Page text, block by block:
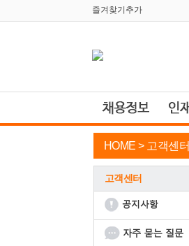
즐겨찾기추가
HOME > 고객센터
고객센터